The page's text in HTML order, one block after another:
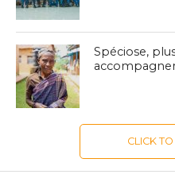
Spéciose,
CLICK